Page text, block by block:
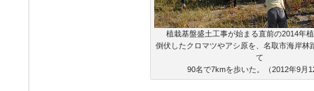
植栽基盤盛土工事が始まる直前の2014年
倒伏したクロマツやアシ原を、名取市海岸林
て
90名で7kmを歩いた。（2012年9月